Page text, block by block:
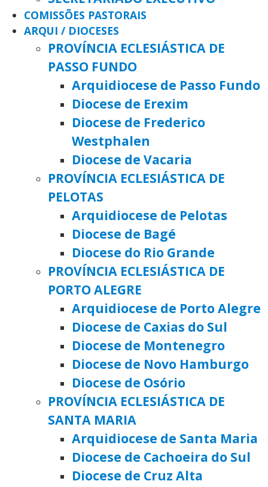
COMISSÕES PASTORAIS
ARQUI / DIOCESES
PROVÍNCIA ECLESIÁSTICA DE
PASSO FUNDO
Arquidiocese de Passo Fundo
Diocese de Erexim
Diocese de Frederico
Westphalen
Diocese de Vacaria
PROVÍNCIA ECLESIÁSTICA DE
PELOTAS
Arquidiocese de Pelotas
Diocese de Bagé
Diocese do Rio Grande
PROVÍNCIA ECLESIÁSTICA DE
PORTO ALEGRE
Arquidiocese de Porto Alegre
Diocese de Caxias do Sul
Diocese de Montenegro
Diocese de Novo Hamburgo
Diocese de Osório
PROVÍNCIA ECLESIÁSTICA DE
SANTA MARIA
Arquidiocese de Santa Maria
Diocese de Cachoeira do Sul
Diocese de Cruz Alta